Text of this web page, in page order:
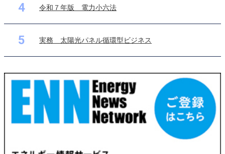
4 令和７年版 電力小六法
5 実務 太陽光パネル循環型ビジネス